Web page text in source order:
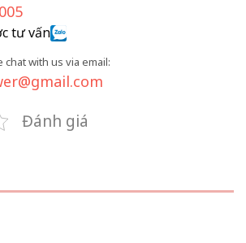
tư vấn
with us via email:
Đánh giá